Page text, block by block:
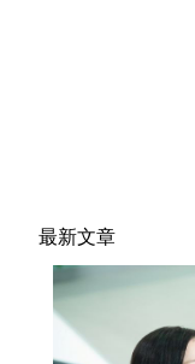
最新文章